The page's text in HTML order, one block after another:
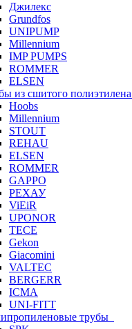
Джилекс
Grundfos
UNIPUMP
Millennium
IMP PUMPS
ROMMER
ELSEN
из сшитого полиэтилена
Hoobs
Millennium
STOUT
REHAU
ELSEN
ROMMER
GAPPO
РЕХАУ
ViEiR
UPONOR
TECE
Gekon
Giacomini
VALTEC
BERGERR
ICMA
UNI-FITT
трубы